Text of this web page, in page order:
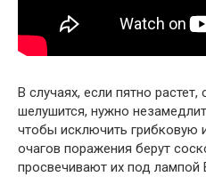
В случаях, если пятно растет,
шелушится, нужно
чтобы исключить грибковую
очагов поражения берут
просвечивают их под